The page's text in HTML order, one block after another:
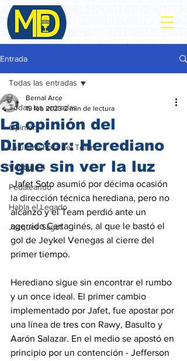
Entrada
Todas las entradas
Opinión
La ultima hora del Team
Ventana 4
Pedaleando
Habla el Legado
Jacques Sagot
Todas las entradas
La opinión del
Director: Herediano
sigue sin ver la luz
Bernal Arce
19 feb 2023 2 min de lectura
Jafet Soto asumió por décima ocasión
la dirección técnica herediana, pero no
alcanzó y el Team perdió ante un
agerrido Cartaginés, al que le bastó el
gol de Jeykel Venegas al cierre del
primer tiempo.
Herediano sigue sin encontrar el rumbo
y un once ideal. El primer cambio
implementado por Jafet, fue apostar por
una línea de tres con Rawy, Basulto y
Aarón Salazar. En el medio se apostó en
principio por un contención - Jefferson